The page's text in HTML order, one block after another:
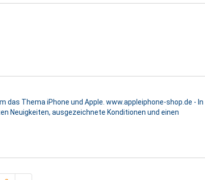
das Thema iPhone und Apple. www.appleiphone-shop.de - In
Neuigkeiten, ausgezeichnete Konditionen und einen